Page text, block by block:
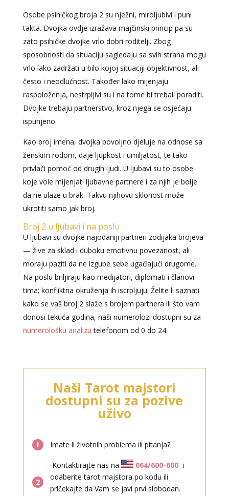
Osobe psihičkog broja 2 su nježni, miroljubivi i puni
takta. Dvojka ovdje izražava majčinski princip pa su
zato psihičke dvojke vrlo dobri roditelji. Zbog
sposobnosti da situaciju sagledaju sa svih strana mogu
vrlo lako zadržati u bilo kojoj situaciji objektivnost, ali
često i neodlučnost. Također lako mijenjaju
raspoloženja, nestrpljivi su i na tome bi trebali poraditi.
Dvojke trebaju partnerstvo, kroz njega se osjećaju
ispunjeno.
Kao broj imena, dvojka povoljno djeluje na odnose sa
ženskim rodom, daje ljupkost i umiljatost, te tako
privlači pomoć od drugih ljudi. U ljubavi su to osobe
koje vole mijenjati ljubavne partnere i za njih je bolje
da ne ulaze u brak. Takvu njihovu sklonost može
ukrotiti samo jak broj.
Broj 2 u ljubavi i na poslu
U ljubavi su dvojke najodaniji partneri zodijaka brojeva
— žive za sklad i duboku emotivnu povezanost, ali
moraju paziti da ne izgube sebe ugađajući drugome.
Na poslu briljiraju kao medijatori, diplomati i članovi
tima; konfliktna okruženja ih iscrpljuju. Želite li saznati
kako se vaš broj 2 slaže s brojem partnera ili što vam
donosi tekuća godina, naši numerolozi dostupni su za
numerološku analizu telefonom od 0 do 24.
Naši Tarot majstori
dostupni su za pozive
uživo
l Imate li životnih problema ili pitanja?
2
Kontaktirajte nas na 064/600-600 i
odaberite tarot majstora po kodu ili
pričekajte da Vam se javi prvi slobodan.
Tarot savjetnik je slobodan
TEHNIKE:astrologija, numerologija, tarot, radiestezija